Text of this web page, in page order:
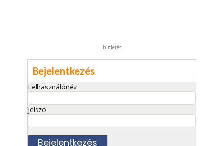
hirdetés
Bejelentkezés
Felhasználónév
Jelszó